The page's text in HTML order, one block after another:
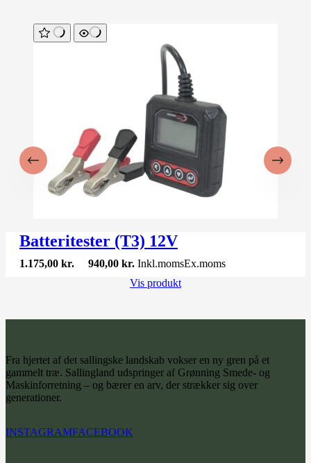
Batteritester (T3) 12V
1.175,00 kr. 940,00 kr. Inkl.momsEx.moms
Vis produkt
Fra hjertet af det sallingske landskab vokser en ny gren på et
gammelt træ. Sallingland udspringer af Grønning Smede- og
Maskinforretning – og bærer en arv, der strækker sig over
generationer.
INSTAGRAMFACEBOOK